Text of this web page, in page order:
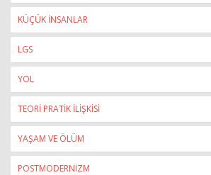
KÜÇÜK İNSANLAR
LGS
YOL
TEORİ PRATİK İLİŞKİSİ
YAŞAM VE ÖLÜM
POSTMODERNİZM